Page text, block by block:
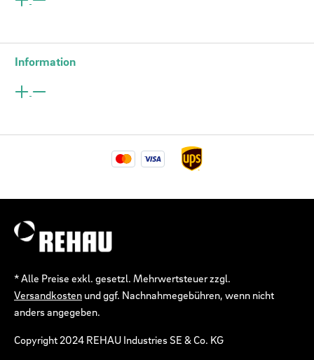
Information
* Alle Preise exkl. gesetzl. Mehrwertsteuer zzgl.
Versandkosten und ggf. Nachnahmegebühren, wenn nicht
anders angegeben.
Copyright 2024 REHAU Industries SE & Co. KG